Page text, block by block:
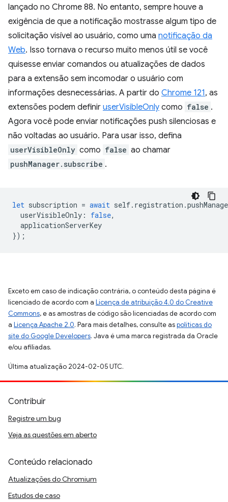
lançado no Chrome 88. No entanto, sempre houve a
exigência de que a notificação mostrasse algum tipo de
solicitação visível ao usuário, como uma notificação da
Web. Isso tornava o recurso muito menos útil se você
quisesse enviar comandos ou atualizações de dados
para a extensão sem incomodar o usuário com
informações desnecessárias. A partir do Chrome 121, as
extensões podem definir userVisibleOnly como false .
Agora você pode enviar notificações push silenciosas e
não voltadas ao usuário. Para usar isso, defina
userVisibleOnly como false ao chamar
pushManager.subscribe .
let subscription = await self. registration .
userVisibleOnly : false,
applicationServerKey
});
Exceto em caso de indicação contrária, o conteúdo desta página é
licenciado de acordo com a Licença de atribuição 4.0 do Creative
Commons, e as amostras de código são licenciadas de acordo com
a Licença Apache 2.0. Para mais detalhes, consulte aspolíticas do
site do Google Developers. Java é uma marca registrada da Oracle
e/ou afiliadas.
Última atualização 2024-02-05 UTC.
Contribuir
Registre um bug
Veja as questões em aberto
Conteúdo relacionado
Atualizações do Chromium
Estudos de caso